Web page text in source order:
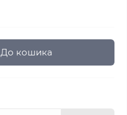
До кошика